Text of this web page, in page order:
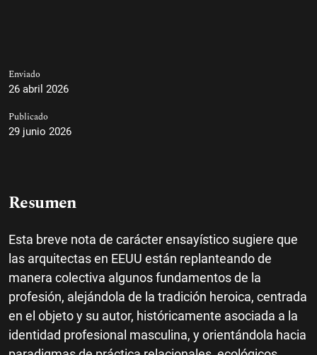
Enviado
26 abril 2026
Publicado
29 junio 2026
Resumen
Esta breve nota de carácter ensayístico sugiere que
las arquitectas en EEUU están replanteando de
manera colectiva algunos fundamentos de la
profesión, alejándola de la tradición heroica, centrada
en el objeto y su autor, históricamente asociada a la
identidad profesional masculina, y orientándola hacia